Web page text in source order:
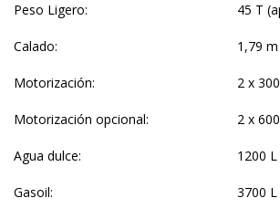
Peso Ligero: 45 T
Calado: 1,79 m
Motorización: 2 x
Motorización opcional: 2 x
Agua dulce: 1200 L
Gasoil: 3700 L